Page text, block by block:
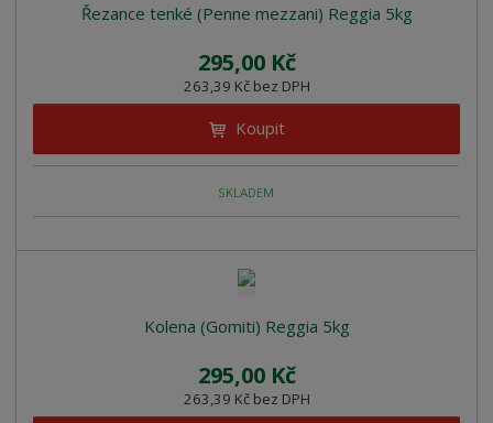
Řezance tenké (Penne mezzani) Reggia 5kg
295,00 Kč
263,39 Kč bez DPH
Koupit
SKLADEM
Kolena (Gomiti) Reggia 5kg
295,00 Kč
263,39 Kč bez DPH